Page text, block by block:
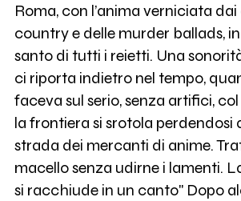
Roma, con l’anima verniciata
country e delle murder ballads,
santo di tutti i reietti. Una
ci riporta indietro nel tempo,
faceva sul serio, senza artifici,
la frontiera si srotola perdendosi
strada dei mercanti di anime.
macello senza udirne i lamenti.
si racchiude in un canto" Dopo